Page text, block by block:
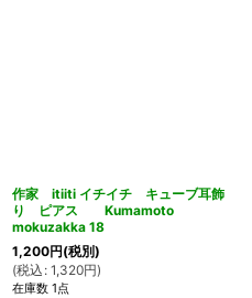
作家 itiiti イチイチ キューブ耳飾
り ピアス Kumamoto
mokuzakka 18
1,200円(税別)
(税込 : 1,320円)
在庫数 1点